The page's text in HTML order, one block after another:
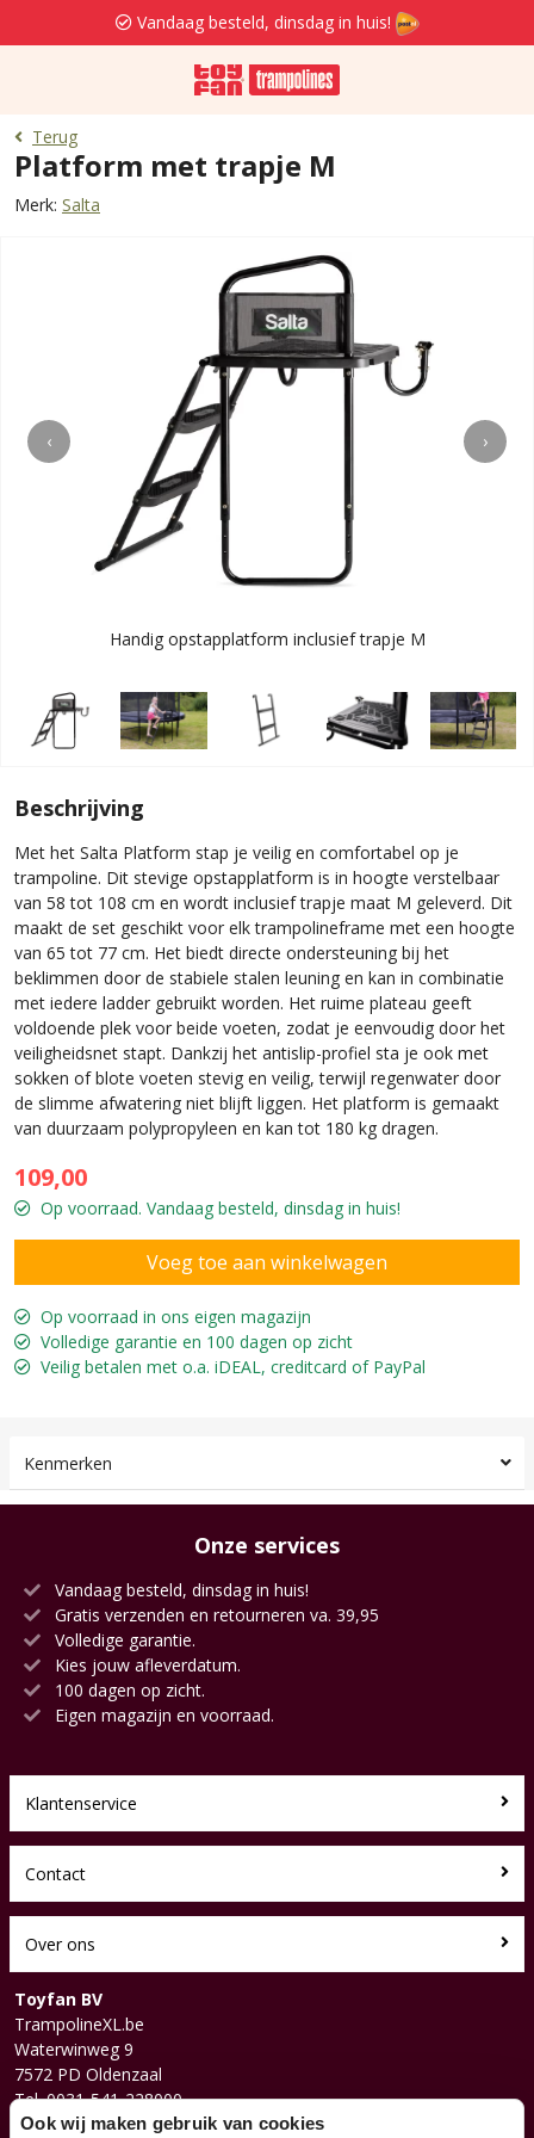
Vandaag besteld, dinsdag in huis!
Terug
Platform met trapje M
Merk: Salta
‹ ›
Handig opstapplatform inclusief trapje M
Beschrijving
Met het Salta Platform stap je veilig en comfortabel op je
trampoline. Dit stevige opstapplatform is in hoogte verstelbaar
van 58 tot 108 cm en wordt inclusief trapje maat M geleverd. Dit
maakt de set geschikt voor elk trampolineframe met een hoogte
van 65 tot 77 cm. Het biedt directe ondersteuning bij het
beklimmen door de stabiele stalen leuning en kan in combinatie
met iedere ladder gebruikt worden. Het ruime plateau geeft
voldoende plek voor beide voeten, zodat je eenvoudig door het
veiligheidsnet stapt. Dankzij het antislip-profiel sta je ook met
sokken of blote voeten stevig en veilig, terwijl regenwater door
de slimme afwatering niet blijft liggen. Het platform is gemaakt
van duurzaam polypropyleen en kan tot 180 kg dragen.
109,00
Op voorraad. Vandaag besteld, dinsdag in huis!
Op voorraad in ons eigen magazijn
Volledige garantie en 100 dagen op zicht
Veilig betalen met o.a. iDEAL, creditcard of PayPal
Kenmerken
Onze services
Vandaag besteld, dinsdag in huis!
Gratis verzenden en retourneren va. 39,95
Volledige garantie.
Kies jouw afleverdatum.
100 dagen op zicht.
Eigen magazijn en voorraad.
Klantenservice
Contact
Over ons
Toyfan BV
TrampolineXL.be
Waterwinweg 9
7572 PD Oldenzaal
Tel. 0031-541-228000
Facebook
Ook wij maken gebruik van cookies